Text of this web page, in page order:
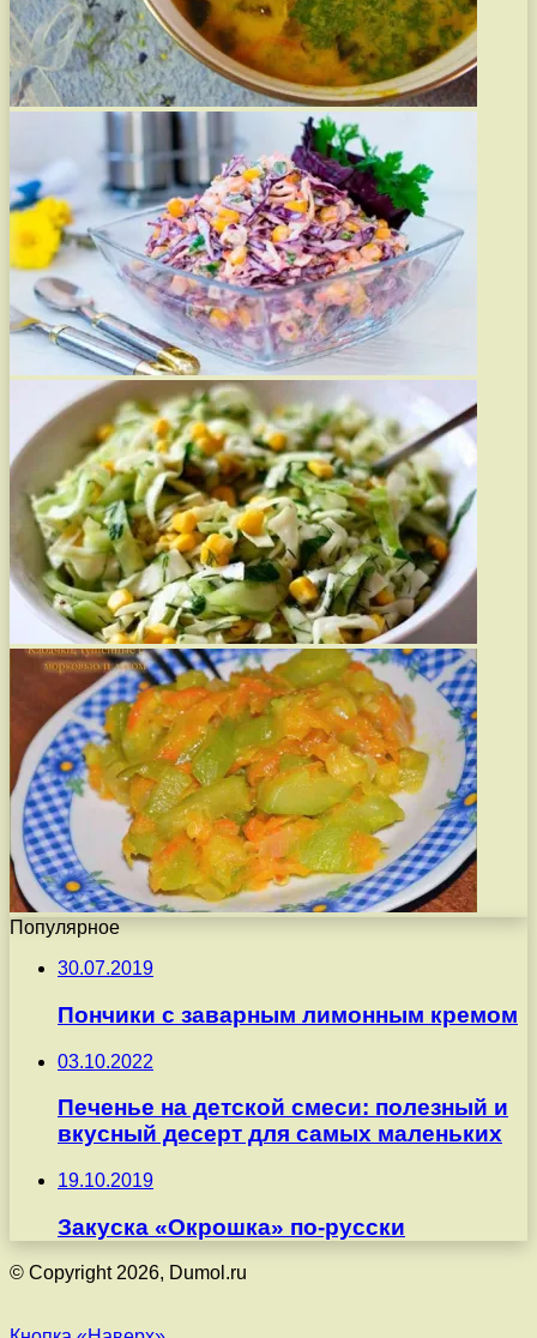
Популярное
30.07.2019
Пончики с заварным лимонным кремом
03.10.2022
Печенье на детской смеси: полезный и
вкусный десерт для самых маленьких
19.10.2019
Закуска «Окрошка» по-русски
© Copyright 2026, Dumol.ru